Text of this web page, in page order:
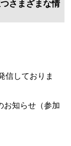
さまざまな情
信しておりま
お知らせ（参加